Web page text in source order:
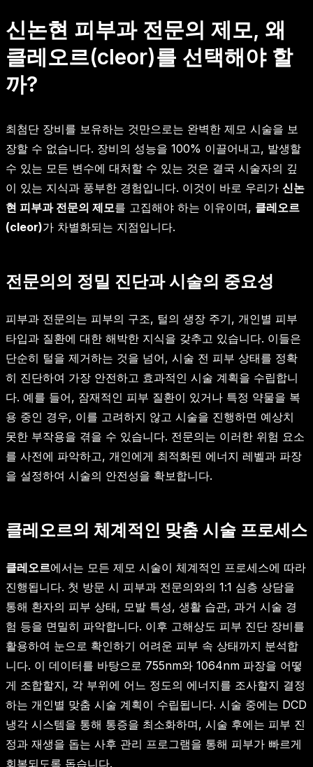
신논현 피부과 전문의 제모, 왜
클레오르(cleor)를 선택해야 할
까?
최첨단 장비를 보유하는 것만으로는 완벽한 제모 시술을 보
장할 수 없습니다. 장비의 성능을 100% 이끌어내고, 발생할
수 있는 모든 변수에 대처할 수 있는 것은 결국 시술자의 깊
이 있는 지식과 풍부한 경험입니다. 이것이 바로 우리가 신논
현 피부과 전문의 제모를 고집해야 하는 이유이며, 클레오르
(cleor)가 차별화되는 지점입니다.
전문의의 정밀 진단과 시술의 중요성
피부과 전문의는 피부의 구조, 털의 생장 주기, 개인별 피부
타입과 질환에 대한 해박한 지식을 갖추고 있습니다. 이들은
단순히 털을 제거하는 것을 넘어, 시술 전 피부 상태를 정확
히 진단하여 가장 안전하고 효과적인 시술 계획을 수립합니
다. 예를 들어, 잠재적인 피부 질환이 있거나 특정 약물을 복
용 중인 경우, 이를 고려하지 않고 시술을 진행하면 예상치
못한 부작용을 겪을 수 있습니다. 전문의는 이러한 위험 요소
를 사전에 파악하고, 개인에게 최적화된 에너지 레벨과 파장
을 설정하여 시술의 안전성을 확보합니다.
클레오르의 체계적인 맞춤 시술 프로세스
클레오르에서는 모든 제모 시술이 체계적인 프로세스에 따라
진행됩니다. 첫 방문 시 피부과 전문의와의 1:1 심층 상담을
통해 환자의 피부 상태, 모발 특성, 생활 습관, 과거 시술 경
험 등을 면밀히 파악합니다. 이후 고해상도 피부 진단 장비를
활용하여 눈으로 확인하기 어려운 피부 속 상태까지 분석합
니다. 이 데이터를 바탕으로 755nm와 1064nm 파장을 어떻
게 조합할지, 각 부위에 어느 정도의 에너지를 조사할지 결정
하는 개인별 맞춤 시술 계획이 수립됩니다. 시술 중에는 DCD
냉각 시스템을 통해 통증을 최소화하며, 시술 후에는 피부 진
정과 재생을 돕는 사후 관리 프로그램을 통해 피부가 빠르게
회복되도록 돕습니다.